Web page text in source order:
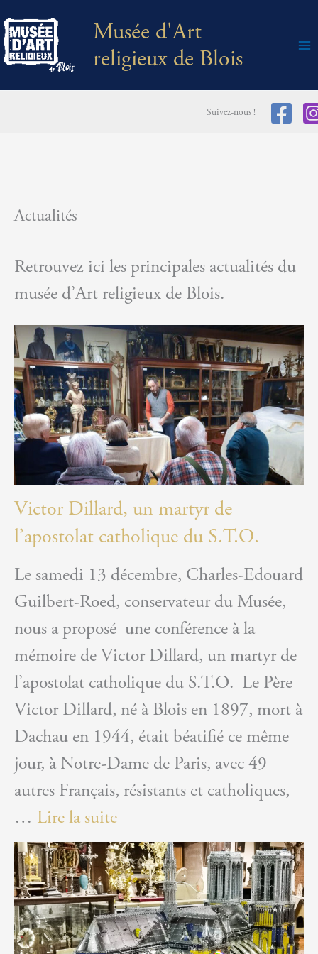
Aller
au
contenu
Musée d'Art
religieux de Blois
Suivez-nous !
Actualités
Retrouvez ici les principales actualités du
musée d’Art religieux de Blois.
Victor Dillard, un martyr de
l’apostolat catholique du S.T.O.
Le samedi 13 décembre, Charles-Edouard
Guilbert-Roed, conservateur du Musée,
nous a proposé une conférence à la
mémoire de Victor Dillard, un martyr de
l’apostolat catholique du S.T.O. Le Père
Victor Dillard, né à Blois en 1897, mort à
Dachau en 1944, était béatifié ce même
jour, à Notre-Dame de Paris, avec 49
autres Français, résistants et catholiques,
… Lire la suite:
Victor
Dillard,
un
martyr